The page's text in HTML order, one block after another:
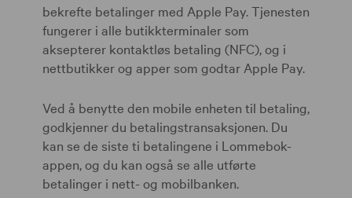
bekrefte betalinger med Apple Pay. Tjenesten
fungerer i alle butikkterminaler som
aksepterer kontaktløs betaling (NFC), og i
nettbutikker og apper som godtar Apple Pay.
Ved å benytte den mobile enheten til betaling,
godkjenner du betalingstransaksjonen. Du
kan se de siste ti betalingene i Lommebok-
appen, og du kan også se alle utførte
betalinger i nett- og mobilbanken.